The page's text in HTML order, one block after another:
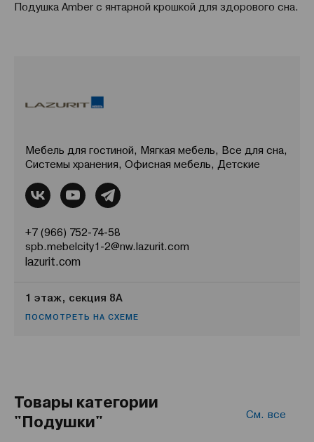
Подушка Amber с янтарной крошкой для здорового сна.
Мебель для гостиной, Мягкая мебель, Все для сна,
Системы хранения, Офисная мебель, Детские
+7 (966) 752-74-58
spb.mebelcity1-2@nw.lazurit.com
lazurit.com
1 этаж, секция 8А
ПОСМОТРЕТЬ НА СХЕМЕ
Товары категории
"Подушки"
См. все